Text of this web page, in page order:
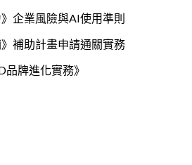
》企業風險與AI使用準則
》補助計畫申請通關實務
品牌進化實務》